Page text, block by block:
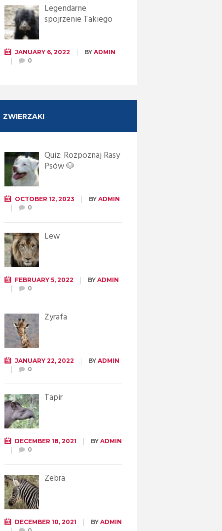
Legendarne
spojrzenie Takiego
JANUARY 6, 2022 BY ADMIN
0
ZWIERZAKI
Quiz: Rozpoznaj Rasy
Psów 🐶
OCTOBER 12, 2023 BY ADMIN
0
Lew
FEBRUARY 5, 2022 BY ADMIN
0
Żyrafa
JANUARY 22, 2022 BY ADMIN
0
Tapir
DECEMBER 18, 2021 BY ADMIN
0
Zebra
DECEMBER 10, 2021 BY ADMIN